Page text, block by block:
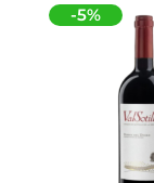
-5%